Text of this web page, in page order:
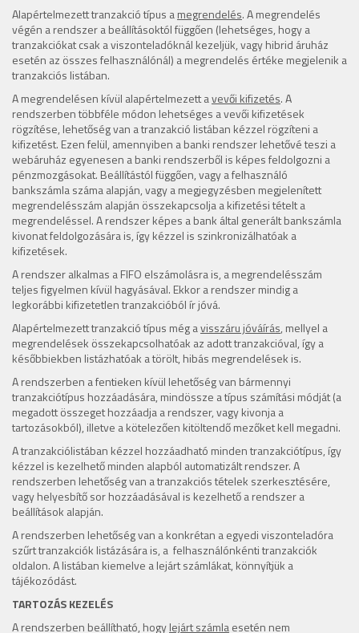
Alapértelmezett tranzakció típus amegrendelés. A megrendelés
végén a rendszer a beállításoktól függően (lehetséges, hogy a
tranzakciókat csak a viszonteladóknál kezeljük, vagy hibrid áruház
esetén az összes felhasználónál) a megrendelés értéke megjelenik a
tranzakciós listában.
A megrendelésen kívül alapértelmezett avevői kifizetés. A
rendszerben többféle módon lehetséges a vevői kifizetések
rögzítése, lehetőség van a tranzakció listában kézzel rögzíteni a
kifizetést. Ezen felül, amennyiben a banki rendszer lehetővé teszi a
webáruház egyenesen a banki rendszerből is képes feldolgozni a
pénzmozgásokat. Beállítástól függően, vagy a felhasználó
bankszámla száma alapján, vagy a megjegyzésben megjelenített
megrendelésszám alapján összekapcsolja a kifizetési tételt a
megrendeléssel. A rendszer képes a bank által generált bankszámla
kivonat feldolgozására is, így kézzel is szinkronizálhatóak a
kifizetések.
A rendszer alkalmas a FIFO elszámolásra is, a megrendelésszám
teljes figyelmen kívül hagyásával. Ekkor a rendszer mindig a
legkorábbi kifizetetlen tranzakcióból ír jóvá.
Alapértelmezett tranzakció típus még avisszáru jóváírás, mellyel a
megrendelések összekapcsolhatóak az adott tranzakcióval, így a
későbbiekben listázhatóak a törölt, hibás megrendelések is.
A rendszerben a fentieken kívül lehetőség van bármennyi
tranzakciótípus hozzáadására, mindössze a típus számítási módját (a
megadott összeget hozzáadja a rendszer, vagy kivonja a
tartozásokból), illetve a kötelezően kitöltendő mezőket kell megadni.
A tranzakciólistában kézzel hozzáadható minden tranzakciótípus, így
kézzel is kezelhető minden alapból automatizált rendszer. A
rendszerben lehetőség van a tranzakciós tételek szerkesztésére,
vagy helyesbítő sor hozzáadásával is kezelhető a rendszer a
beállítások alapján.
A rendszerben lehetőség van a konkrétan a egyedi viszonteladóra
szűrt tranzakciók listázására is, a felhasználónkénti tranzakciók
oldalon. A listában kiemelve a lejárt számlákat, könnyítjük a
tájékozódást.
TARTOZÁS KEZELÉS
A rendszerben beállítható, hogylejárt számlaesetén nem